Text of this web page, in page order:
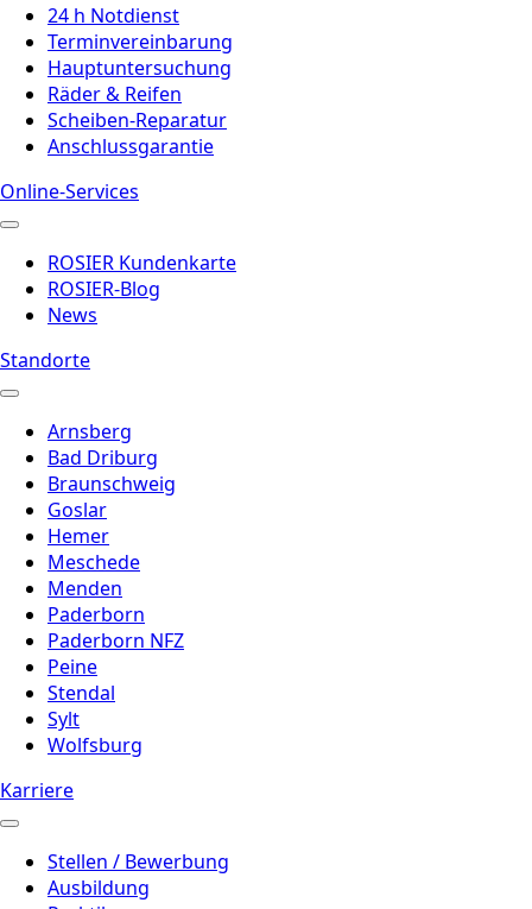
24 h Notdienst
Terminvereinbarung
Hauptuntersuchung
Räder & Reifen
Scheiben-Reparatur
Anschlussgarantie
Online-Services
ROSIER Kundenkarte
ROSIER-Blog
News
Standorte
Arnsberg
Bad Driburg
Braunschweig
Goslar
Hemer
Meschede
Menden
Paderborn
Paderborn NFZ
Peine
Stendal
Sylt
Wolfsburg
Karriere
Stellen / Bewerbung
Ausbildung